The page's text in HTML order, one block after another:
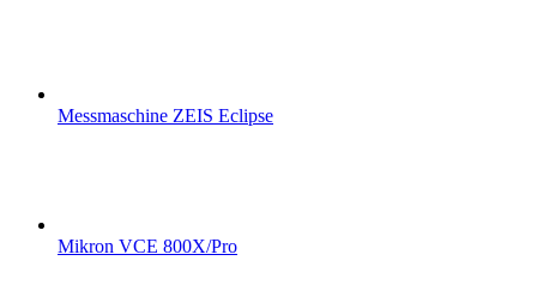
Messmaschine ZEIS Eclipse
Mikron VCE 800X/Pro